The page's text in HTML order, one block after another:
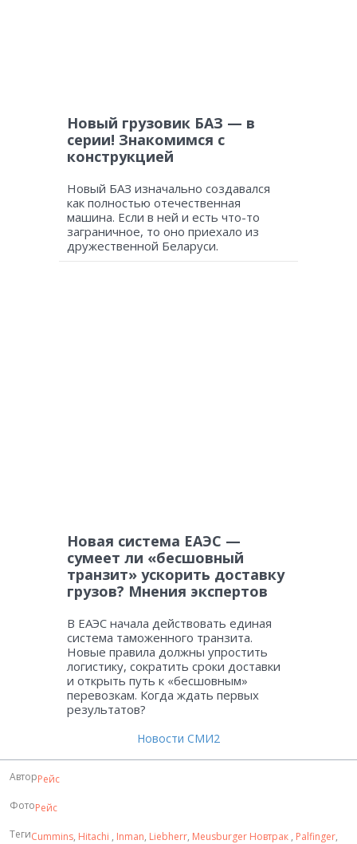
Новый грузовик БАЗ — в
серии! Знакомимся с
конструкцией
Новый БАЗ изначально создавался
как полностью отечественная
машина. Если в ней и есть что-то
заграничное, то оно приехало из
дружественной Беларуси.
Новая система ЕАЭС —
сумеет ли «бесшовный
транзит» ускорить доставку
грузов? Мнения экспертов
В ЕАЭС начала действовать единая
система таможенного транзита.
Новые правила должны упростить
логистику, сократить сроки доставки
и открыть путь к «бесшовным»
перевозкам. Когда ждать первых
результатов?
Новости СМИ2
АвторРейс
ФотоРейс
ТегиCummins, Hitachi , Inman, Liebherr, Meusburger Новтрак , Palfinger,